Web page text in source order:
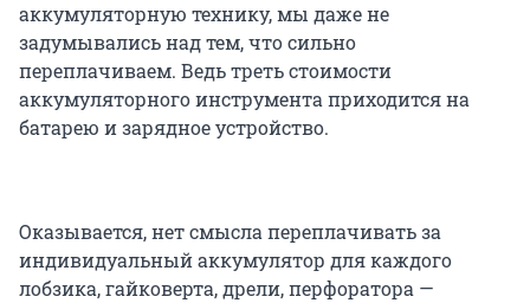
аккумуляторную технику, мы даже не
задумывались над тем, что сильно
переплачиваем. Ведь треть стоимости
аккумуляторного инструмента приходится на
батарею и зарядное устройство.
Оказывается, нет смысла переплачивать за
индивидуальный аккумулятор для каждого
лобзика, гайковерта, дрели, перфоратора —